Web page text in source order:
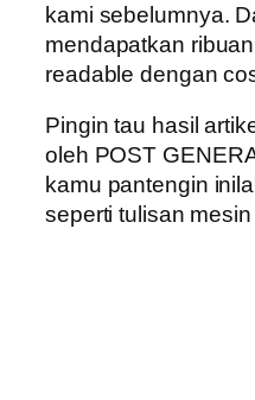
kami sebelumnya.
mendapatkan
readable dengan
Pingin tau hasil
oleh POST
kamu pantengin
seperti tulisan